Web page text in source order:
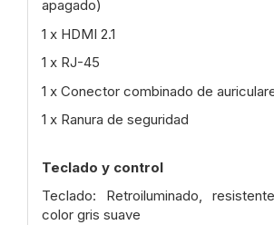
apagado)
1 x HDMI 2.1
1 x RJ-45
1 x Conector combinado de
1 x Ranura de seguridad
Teclado y control
Teclado: Retroiluminado,
color gris suave